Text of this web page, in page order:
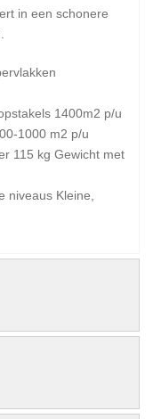
in een schonere
1400m2 p/u
1000 m2 p/u
115 kg Gewicht met
niveaus Kleine,